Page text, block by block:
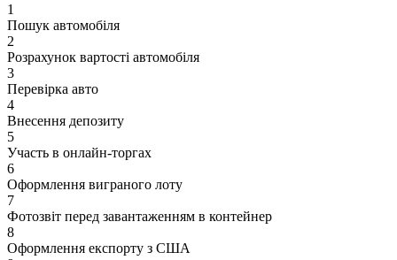
1
Пошук автомобіля
2
Розрахунок вартості автомобіля
3
Перевірка авто
4
Внесення депозиту
5
Участь в онлайн-торгах
6
Оформлення виграного лоту
7
Фотозвіт перед завантаженням в контейнер
8
Оформлення експорту з США